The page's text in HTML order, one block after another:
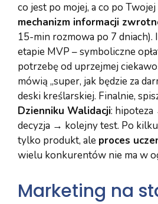
co jest po mojej, a co po
mechanizm informacji
15-min rozmowa po 7 dniach).
etapie MVP – symboliczne
potrzebę od uprzejmej
mówią „super, jak będzie za
deski kreślarskiej. Finalnie,
Dzienniku Walidacji:
decyzja → kolejny test. Po
tylko produkt, ale proces
wielu konkurentów nie ma w
Marketing na